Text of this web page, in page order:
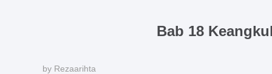
Bab 18
by Rezaarihta